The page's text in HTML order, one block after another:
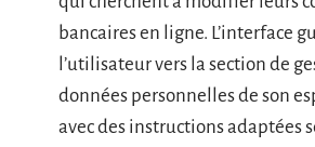
bancaires en ligne. L’interface
l’utilisateur vers la section de
données personnelles de son
avec des instructions adaptées